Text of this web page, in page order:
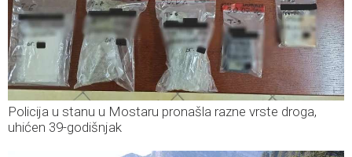
Policija u stanu u Mostaru pronašla razne vrste droga,
uhićen 39-godišnjak